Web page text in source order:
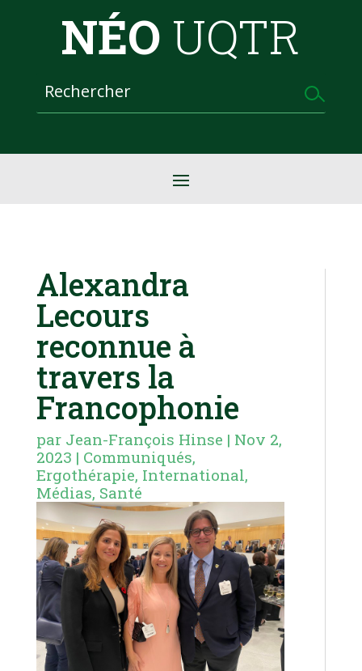
NÉO UQTR
Alexandra
Lecours
reconnue à
travers la
Francophonie
par Jean-François Hinse | Nov 2,
2023 | Communiqués,
Ergothérapie, International,
Médias, Santé